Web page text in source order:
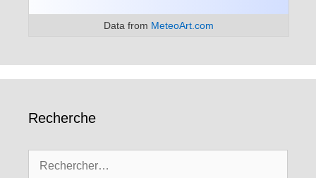
Data from MeteoArt.com
Recherche